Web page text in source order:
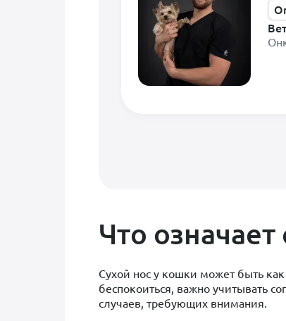
Что
Сухой нос у кошки может быть
беспокоиться, важно учитывать
случаев, требующих внимания.